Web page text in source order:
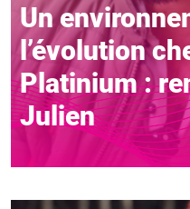
Un
l’évolution
Platinium :
Julien